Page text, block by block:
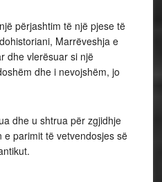
përjashtim të një pjese të
Marrëveshja e
dhe vlerësuar si një
dhe i nevojshëm, jo
dhe u shtrua për zgjidhje
parimit të vetvendosjes së